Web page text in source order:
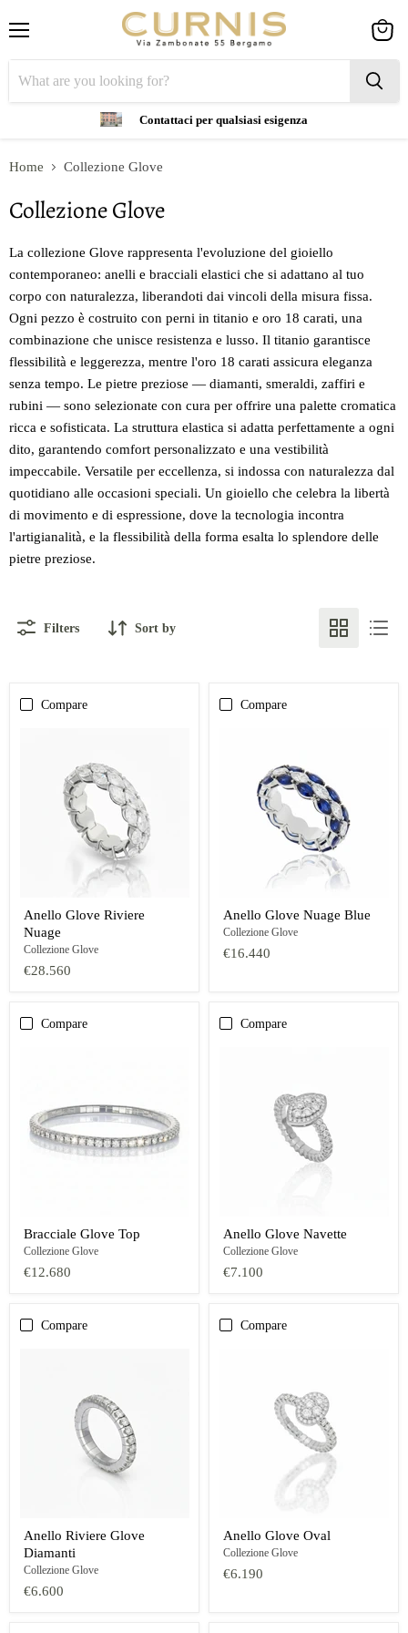
Contattaci per qualsiasi esigenza
cart
Home Collezione Glove
Collezione Glove
La collezione Glove rappresenta l'evoluzione del gioiello
contemporaneo: anelli e bracciali elastici che si adattano al tuo
corpo con naturalezza, liberandoti dai vincoli della misura fissa.
Ogni pezzo è costruito con perni in titanio e oro 18 carati, una
combinazione che unisce resistenza e lusso. Il titanio garantisce
flessibilità e leggerezza, mentre l'oro 18 carati assicura eleganza
senza tempo. Le pietre preziose — diamanti, smeraldi, zaffiri e
rubini — sono selezionate con cura per offrire una palette cromatica
ricca e sofisticata. La struttura elastica si adatta perfettamente a ogni
dito, garantendo comfort personalizzato e una vestibilità
impeccabile. Versatile per eccellenza, si indossa con naturalezza dal
quotidiano alle occasioni speciali. Un gioiello che celebra la libertà
di movimento e di espressione, dove la tecnologia incontra
l'artigianalità, e la flessibilità della forma esalta lo splendore delle
pietre preziose.
Filters Sort by
Compare
Anello Glove Riviere
Nuage
Collezione Glove
€28.560
Compare
Anello Glove Nuage Blue
Collezione Glove
€16.440
Compare
Bracciale Glove Top
Collezione Glove
€12.680
Compare
Anello Glove Navette
Collezione Glove
€7.100
Compare
Anello Riviere Glove
Diamanti
Collezione Glove
€6.600
Compare
Anello Glove Oval
Collezione Glove
€6.190